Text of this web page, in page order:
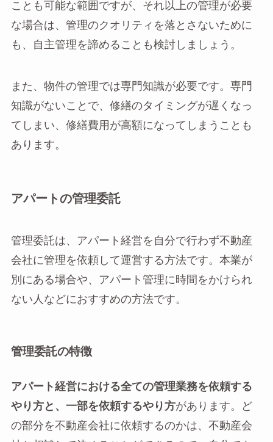
ことも可能な範囲ですが、それ以上の管理が必要
な場合は、管理のクオリティを落とさないために
も、自主管理を諦めることも検討しましょう。
また、物件の管理では専門知識が必要です。専門
知識がないことで、修繕のタイミングが遅くなっ
てしまい、修繕費用が高額になってしまうことも
あります。
アパートの管理委託
管理委託は、アパート経営を自分で行わず不動産
会社に管理を依頼して運営する方法です。本業が
別にある場合や、アパート管理に時間をかけられ
ない人などにおすすめの方法です。
管理委託の特徴
アパート経営における全ての管理業務を依頼する
やり方と、一部を依頼するやり方があります。ど
の部分を不動産会社に依頼するのかは、不動産会